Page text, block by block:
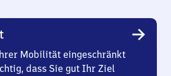
Mobilität eingeschränkt
dass Sie gut Ihr Ziel